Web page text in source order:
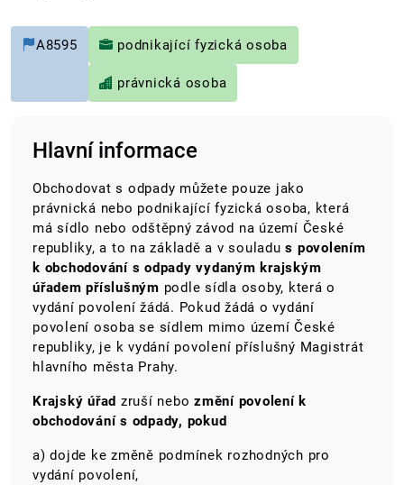
A8595 podnikající fyzická osoba
právnická osoba
Hlavní informace
Obchodovat s odpady můžete pouze jako
právnická nebo podnikající fyzická osoba, která
má sídlo nebo odštěpný závod na území České
republiky, a to na základě a v souladus povolením
k obchodování s odpady vydaným krajským
úřadem příslušným podle sídla osoby, která o
vydání povolení žádá. Pokud žádá o vydání
povolení osoba se sídlem mimo území České
republiky, je k vydání povolení příslušný Magistrát
hlavního města Prahy.
Krajský úřad zruší nebo změní povolení k
obchodování s odpady, pokud
a) dojde ke změně podmínek rozhodných pro
vydání povolení,